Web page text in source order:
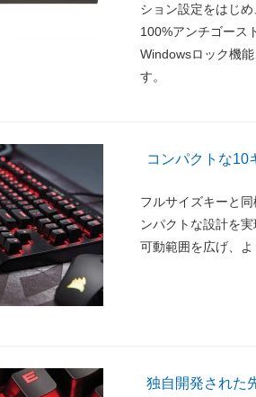
ション設定をはじ
100%アンチゴース
Windowsロック機
す。
コンパクトな10
フルサイズキーと
ンパクトな設計を
可動範囲を広げ、よ
独自開発された